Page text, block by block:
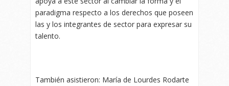
paradigma respecto a los derechos que poseen
las y los integrantes de sector para expresar su
talento.
También asistieron: María de Lourdes Rodarte